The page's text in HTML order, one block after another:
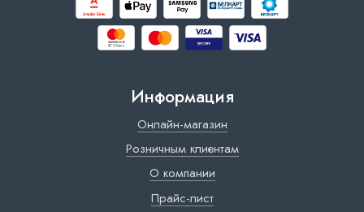
Информация
Онлайн-магазин
Розничным клиентам
О компании
Прайс-лист